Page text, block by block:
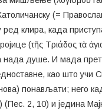
(=
клира, када
(τῆς Τριάδος τὰ
нада душе. И мада
као што учи
понављати; него
2, 10) и једина